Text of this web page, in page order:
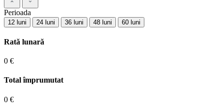
Perioada
12 luni 24 luni 36 luni 48 luni 60 luni
Rată lunară
0 €
Total împrumutat
0 €